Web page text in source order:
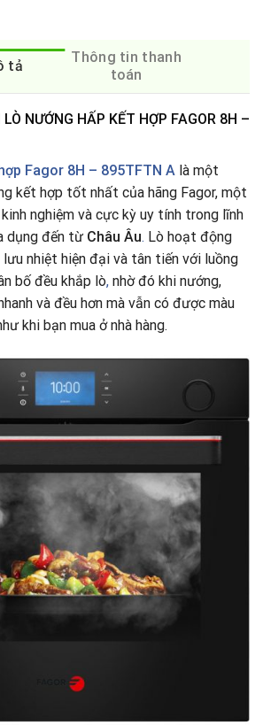
tả
Thông tin thanh
toán
NƯỚNG HẤP KẾT HỢP FAGOR 8H –
Fagor 8H – 895TFTN A là một
kết hợp tốt nhất của hãng Fagor, một
nghiệm và cực kỳ uy tính trong lĩnh
dụng đến từ Châu Âu. Lò hoạt động
nhiệt hiện đại và tân tiến với luồng
bố đều khắp lò, nhờ đó khi nướng,
và đều hơn mà vẫn có được màu
khi bạn mua ở nhà hàng.